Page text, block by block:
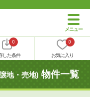
0
した条件
0
お気に入り
地・売地) 物件一覧